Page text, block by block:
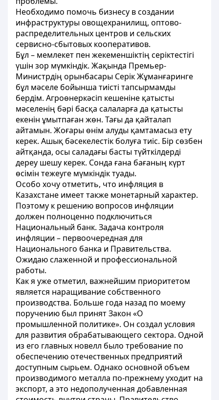
Необходимо помочь бизнесу в создании
инфраструктуры овощехранилищ, оптово-
распределительных центров и сельских
сервисно-сбытовых кооперативов.
Бұл – мемлекет пен жекеменшіктің серіктестігі
үшін зор мүмкіндік. Жақында Премьер-
Министрдің орынбасары Серік Жұманғаринге
бұл мәселе бойынша тиісті тапсырмамды
бердім. Агроөнеркәсіп кешеніне қатысты
мәселенің бәрі басқа салаларға да қатысты
екенін ұмытпаған жөн. Тағы да қайталап
айтамын. Жоғары өнім алуды қамтамасыз ету
керек. Ашық бәсекелестік болуға тиіс. Бір сөзбен
айтқанда, осы саладағы басты түйткілдерді
дереу шешу керек. Сонда ғана бағаның күрт
өсімін тежеуге мүмкіндік туады.
Особо хочу отметить, что инфляция в
Казахстане имеет также монетарный характер.
Поэтому к решению вопросов инфляции
должен полноценно подключиться
Национальный банк. Задача контроля
инфляции – первоочередная для
Национального банка и Правительства.
Ожидаю слаженной и профессиональной
работы.
Как я уже отметил, важнейшим приоритетом
является наращивание собственного
производства. Больше года назад по моему
поручению был принят Закон «О
промышленной политике». Он создал условия
для развития обрабатывающего сектора. Одной
из его главных новелл было требование по
обеспечению отечественных предприятий
доступным сырьем. Однако основной объем
производимого металла по-прежнему уходит на
экспорт, а это недополученная добавленная